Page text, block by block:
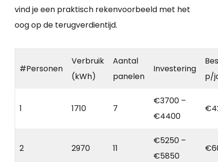
vind je een praktisch rekenvoorbeeld met het
oog op de terugverdientijd.
#Personen
Verbruik
(kWh)
Aantal
panelen
Investering
p/
1 1710 7
€3700 –
€4400
2 2970 11
€5250 –
€5850